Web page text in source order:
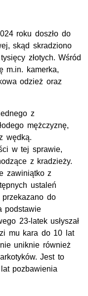
roku doszło do
skąd skradziono
złotych. Wśród
m.in. kamerka,
odzież oraz
z
mężczyznę,
wędką.
w tej sprawie,
z kradzieży.
zawiniątko z
ustaleń
do
podstawie
23-latek usłyszał
mu kara do 10 lat
uniknie również
Jest to
pozbawienia